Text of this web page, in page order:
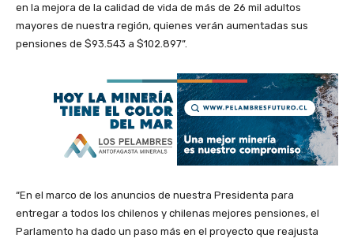
en la mejora de la calidad de vida de más de 26 mil adultos
mayores de nuestra región, quienes verán aumentadas sus
pensiones de $93.543 a $102.897”.
“En el marco de los anuncios de nuestra Presidenta para
entregar a todos los chilenos y chilenas mejores pensiones, el
Parlamento ha dado un paso más en el proyecto que reajusta